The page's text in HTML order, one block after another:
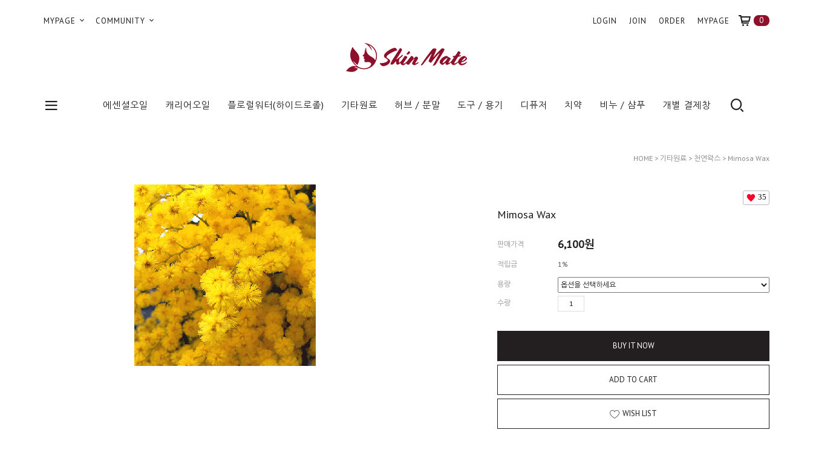
MYPAGE COMMUNITY LOGIN JOIN ORDER MYPAGE 0
에센셜오일 캐리어오일 플로럴워터(하이드로졸) 기타원료 허브 / 분말 도구 / 용기 디퓨저 치약 비누 / 샴푸 개별 결제창
HOME > 기타원료 > 천연왁스 > Mimosa Wax
35
Mimosa Wax
판매가격 6,100원
적립금 1%
용량
수량
BUY IT NOW
ADD TO CART
WISH LIST